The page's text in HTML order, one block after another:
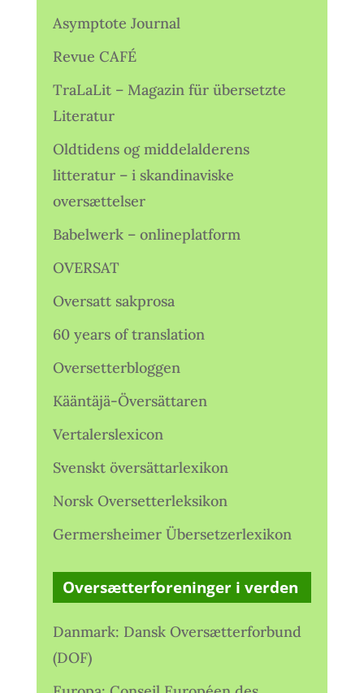
Asymptote Journal
Revue CAFÉ
TraLaLit – Magazin für übersetzte
Literatur
Oldtidens og middelalderens
litteratur – i skandinaviske
oversættelser
Babelwerk – onlineplatform
OVERSAT
Oversatt sakprosa
60 years of translation
Oversetterbloggen
Kääntäjä-Översättaren
Vertalerslexicon
Svenskt översättarlexikon
Norsk Oversetterleksikon
Germersheimer Übersetzerlexikon
Oversætterforeninger i verden
Danmark: Dansk Oversætterforbund
(DOF)